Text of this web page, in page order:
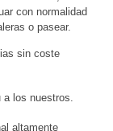
con normalidad
o pasear.
sin coste
a los nuestros.
altamente